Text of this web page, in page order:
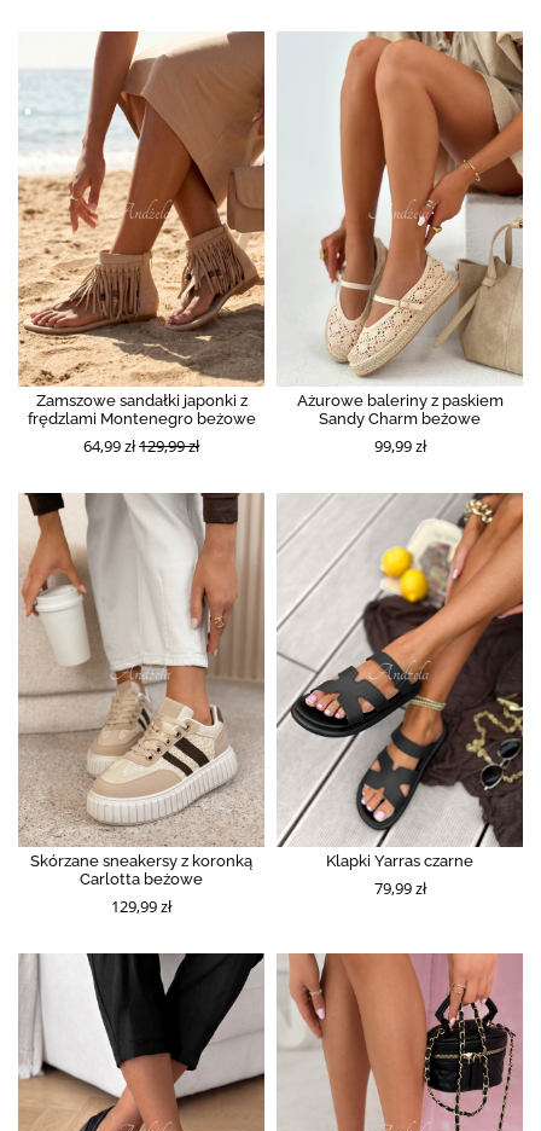
Zamszowe sandałki japonki z
frędzlami Montenegro beżowe
64,99 zł129,99 zł
Ażurowe baleriny z paskiem
Sandy Charm beżowe
99,99 zł
Skórzane sneakersy z koronką
Carlotta beżowe
129,99 zł
Klapki Yarras czarne
79,99 zł